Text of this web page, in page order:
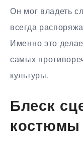
Он мог владеть
всегда
Именно это
самых
культуры.
Блеск
костюмы